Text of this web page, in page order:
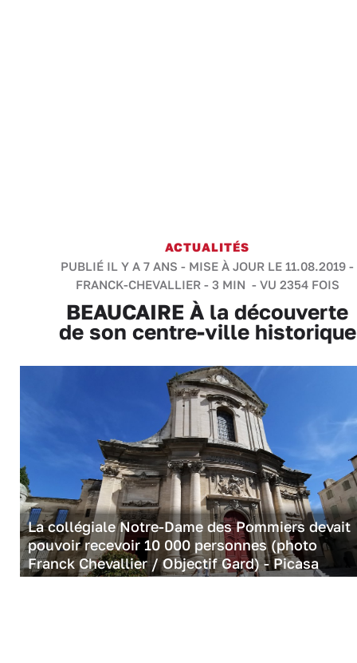
ACTUALITÉS
PUBLIÉ IL Y A 7 ANS - MISE À JOUR LE 11.08.2019 -
FRANCK-CHEVALLIER- 3 MIN - VU 2354 FOIS
BEAUCAIRE À la découverte
de son centre-ville historique
La collégiale Notre-Dame des Pommiers devait
pouvoir recevoir 10 000 personnes (photo
Franck Chevallier / Objectif Gard) - Picasa